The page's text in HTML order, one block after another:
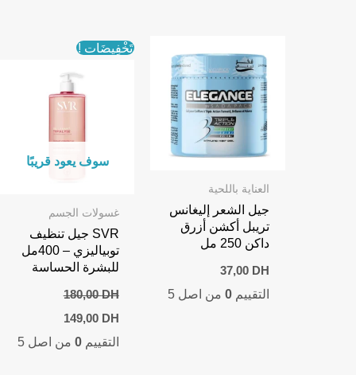
العناية باللحية
جيل الشعر إليغانس
تريبل أكشن أزرق
داكن 250 مل
37,00 DH
التقييم 0من اصل 5
تَخْفِيضَات !
سوف يعود قريبًا
غسولات الجسم
SVR جيل تنظيف
توبياليزي – 400مل
للبشرة الحساسة
180,00DH
Original
was:
149,00 DH
is:
التقييم0 من اصل 5